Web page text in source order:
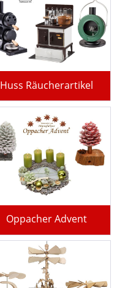
Huss Räucherartikel
Oppacher Advent